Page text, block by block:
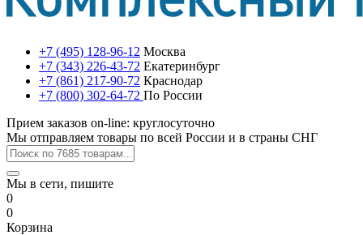
+7 (495) 128-96-12 Москва
+7 (343) 226-43-72 Екатеринбург
+7 (861) 217-90-72 Краснодар
+7 (800) 302-64-72 По России
Прием заказов on-line: круглосуточно
Мы отправляем товары по всей России и в страны СНГ
Мы в сети, пишите
0
0
Корзина